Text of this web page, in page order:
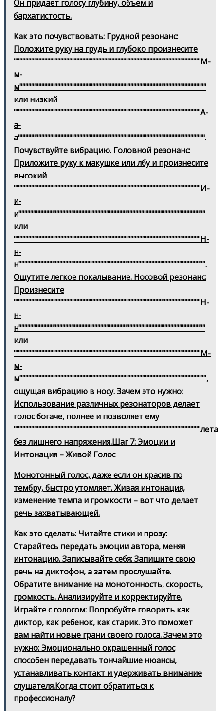
Он придает голосу глубину, объем и
бархатистость.
Как это почувствовать: Грудной резонанс:
Положите руку на грудь и глубоко произнесите
""""""""""""""""""""""""""""""""""""""""""""""""""""""""""""""""М-
м-
м""""""""""""""""""""""""""""""""""""""""""""""""""""""""""""""""
или низкий
""""""""""""""""""""""""""""""""""""""""""""""""""""""""""""""""А-
а-
а"""""""""""""""""""""""""""""""""""""""""""""""""""""""""""""""".
Почувствуйте вибрацию. Головной резонанс:
Приложите руку к макушке или лбу и произнесите
высокий
""""""""""""""""""""""""""""""""""""""""""""""""""""""""""""""""И-
и-
и""""""""""""""""""""""""""""""""""""""""""""""""""""""""""""""""
или
""""""""""""""""""""""""""""""""""""""""""""""""""""""""""""""""Н-
н-
н"""""""""""""""""""""""""""""""""""""""""""""""""""""""""""""""".
Ощутите легкое покалывание. Носовой резонанс:
Произнесите
""""""""""""""""""""""""""""""""""""""""""""""""""""""""""""""""Н-
н-
н""""""""""""""""""""""""""""""""""""""""""""""""""""""""""""""""
или
""""""""""""""""""""""""""""""""""""""""""""""""""""""""""""""""М-
м-
м"""""""""""""""""""""""""""""""""""""""""""""""""""""""""""""""",
ощущая вибрацию в носу. Зачем это нужно:
Использование различных резонаторов делает
голос богаче, полнее и позволяет ему
без лишнего напряжения.Шаг 7: Эмоции и
Интонация – Живой Голос
Монотонный голос, даже если он красив по
тембру, быстро утомляет. Живая интонация,
изменение темпа и громкости – вот что делает
речь захватывающей.
Как это сделать: Читайте стихи и прозу:
Старайтесь передать эмоции автора, меняя
интонацию. Записывайте себя: Запишите свою
речь на диктофон, а затем прослушайте.
Обратите внимание на монотонность, скорость,
громкость. Анализируйте и корректируйте.
Играйте с голосом: Попробуйте говорить как
диктор, как ребенок, как старик. Это поможет
вам найти новые грани своего голоса. Зачем это
нужно: Эмоционально окрашенный голос
способен передавать тончайшие нюансы,
устанавливать контакт и удерживать внимание
слушателя.Когда стоит обратиться к
профессионалу?